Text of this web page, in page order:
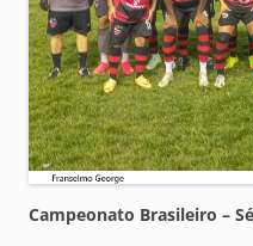
Campeonato Brasileiro –